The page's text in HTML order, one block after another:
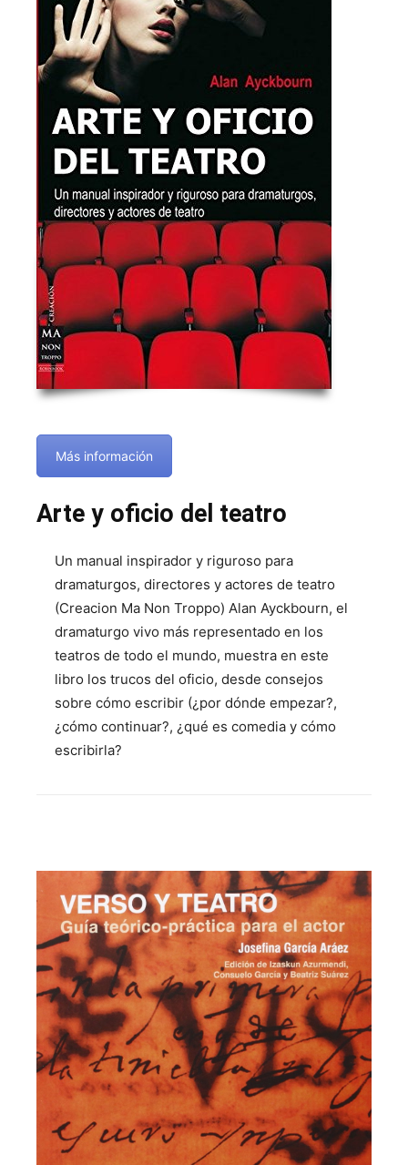
Más información
Arte y oficio del teatro
Un manual inspirador y riguroso para
dramaturgos, directores y actores de teatro
(Creacion Ma Non Troppo) Alan Ayckbourn, el
dramaturgo vivo más representado en los
teatros de todo el mundo, muestra en este
libro los trucos del oficio, desde consejos
sobre cómo escribir (¿por dónde empezar?,
¿cómo continuar?, ¿qué es comedia y cómo
escribirla?